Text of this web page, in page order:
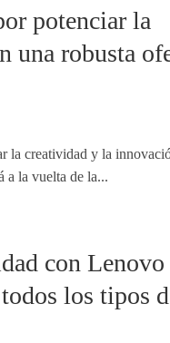
potenciar la
una robusta
la creatividad y la
a la vuelta de la...
con
los tipos